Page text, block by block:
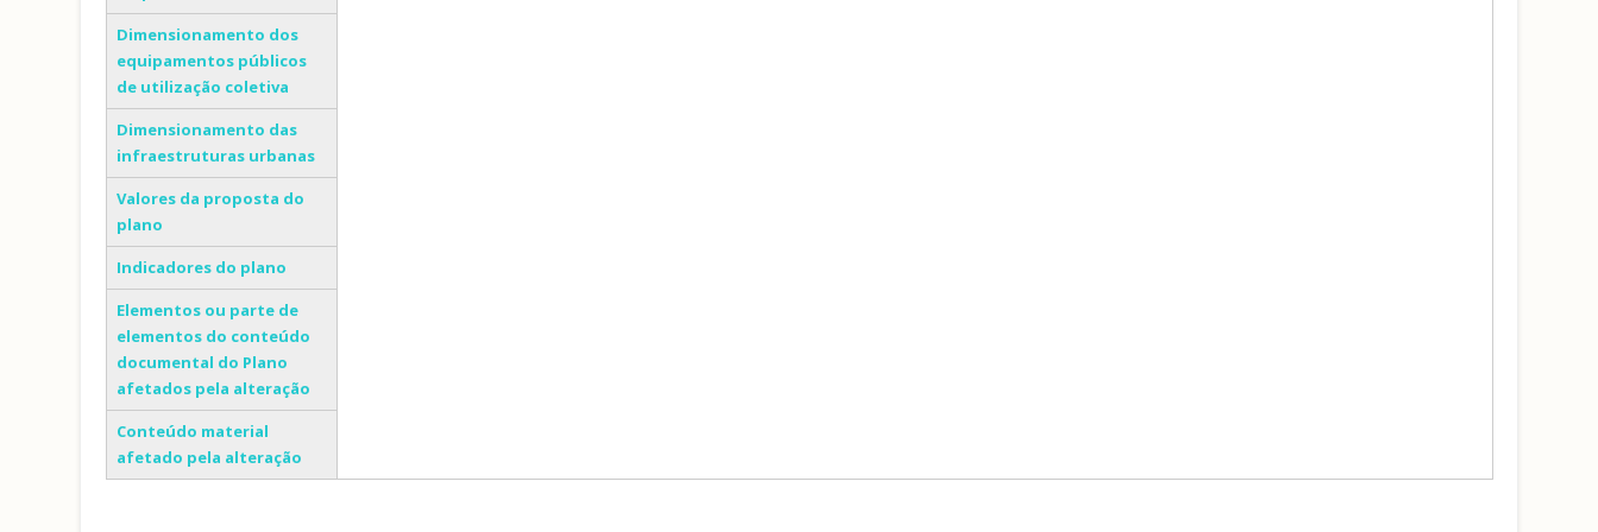
Dimensionamento dos
equipamentos públicos
de utilização coletiva
Dimensionamento das
infraestruturas urbanas
Valores da proposta do
plano
Indicadores do plano
Elementos ou parte de
elementos do conteúdo
documental do Plano
afetados pela alteração
Conteúdo material
afetado pela alteração